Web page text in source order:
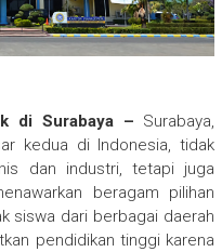
di Surabaya – Surabaya,
kedua di Indonesia, tidak
dan industri, tetapi juga
beragam pilihan
siswa dari berbagai daerah
pendidikan tinggi karena